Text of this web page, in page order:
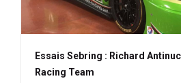
Essais Sebring : Richard
Racing Team